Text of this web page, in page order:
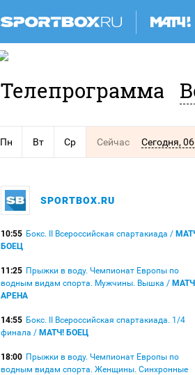
Телепрограмма
Пн Вт Ср Сейчас Сегодня,
SPORTBOX.RU
10:55 Бокс. II Всероссийская спартакиада /
БОЕЦ
11:25 Прыжки в воду. Чемпионат Европы по
водным видам спорта. Мужчины. Вышка /
АРЕНА
14:55 Бокс. II Всероссийская спартакиада. 1/4
финала / МАТЧ! БОЕЦ
18:00 Прыжки в воду. Чемпионат Европы по
водным видам спорта. Женщины. Синхронные